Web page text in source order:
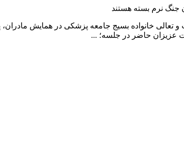
جنگ نرم بسته هستند
خانواده بسیج جامعه پزشکی در همایش